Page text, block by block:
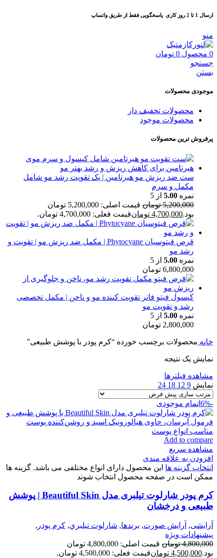
ارسال 1 تا 2 روز کاری پاسخگویی فقط از طریق واتساپ
منو
0 محصول 0 تومان
جستجو
بستن
موجودی محصولات
محصولات تخفیف دار
محصولات موجود
پرفروش ترین محصولات
ست ضد ریزش مو هیرتامین | پک تقویت رشد مو شامل
مکمل و سرم
نمره 5.00 از 5
5,200,000 تومان
قیمت اصلی: 5,200,000 تومان
بود.4,700,000 تومانقیمت فعلی: 4,700,000 تومان.
قرص فیتوسیان Phytocyane | مکمل ضد ریزش مو | تقویت و
رشد مو
نمره 5.00 از 5
6,800,000 تومان
کپسول فیتو فانر تقویت کننده مو و ناخن | مکمل تخصصی
رشد و تقویت مو
نمره 5.00 از 5
2,800,000 تومان
خانه محصولات برچسب خورده “کرم پودر با پوشش طبیعی”
نمایش یک نتیجه
مشاهده فیلترها
نمایش 9
12
18
24
-6% اتمام موجودی
Add to compare
مشاهده سریع
افزودن به علاقه مندی
انتخاب گزینه ها این محصول دارای انواع مختلفی می باشد. گزینه ها
ممکن است در صفحه محصول انتخاب شوند
کرم پودر شارلوت تیلبری مدل Beautiful Skin | پوشش
طبیعی و درخشان
آرایشی, آرايش صورت, برندها, شارلوت تيلبري, كرم پودر ,
پیشنهادات ویژه
4,800,000 تومان
قیمت اصلی: 4,800,000 تومان
بود.4,500,000 تومانقیمت فعلی: 4,500,000 تومان.